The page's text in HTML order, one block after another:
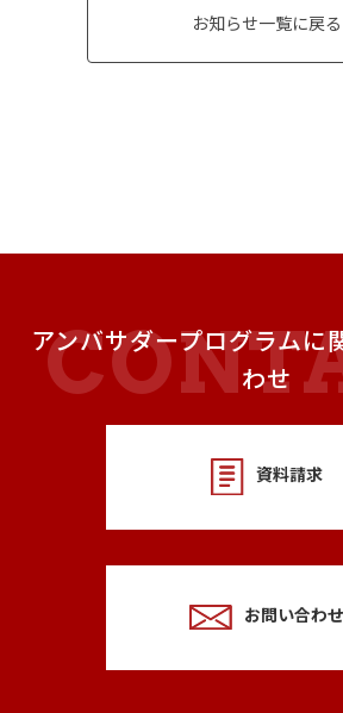
お知らせ一覧に戻る
アンバサダープログラムに
わせ
資料請求
お問い合わせ